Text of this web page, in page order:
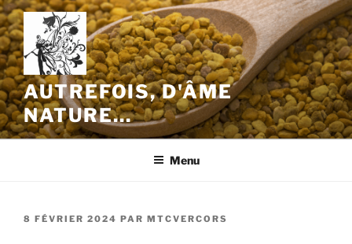
Aller
au
contenu
principal
AUTREFOIS, D'ÂME
NATURE…
Menu
PUBLIÉ
8 FÉVRIER 2024 PAR MTCVERCORS